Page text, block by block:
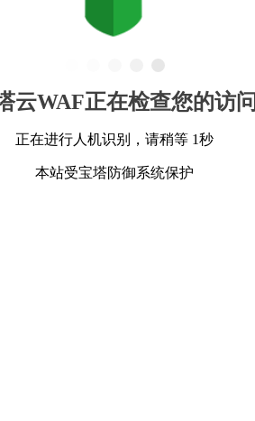
云WAF正在检查您的访问
正在进行人机识别，请稍等 1秒
本站受宝塔防御系统保护